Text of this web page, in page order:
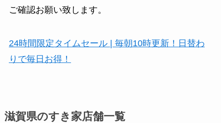
ご確認お願い致します。
24時間限定タイムセール | 毎朝10時更新！日替わ
りで毎日お得！
滋賀県のすき家店舗一覧